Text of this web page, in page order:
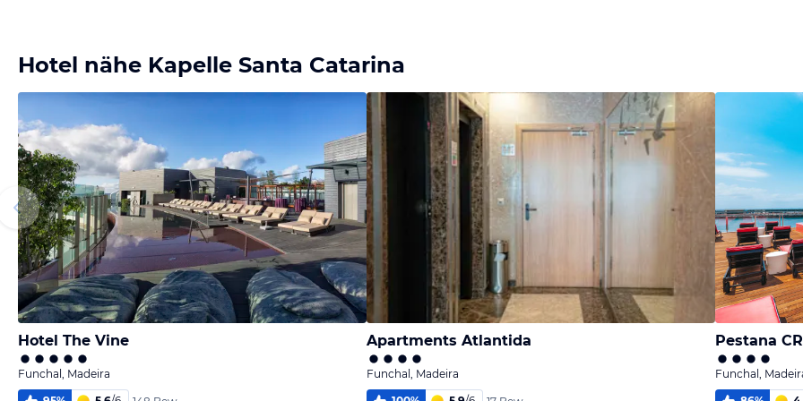
Hotel nähe Kapelle Santa Catarina
Hotel The Vine
Funchal, Madeira
Apartments Atlantida
Funchal, Madeira
Pestana
Funchal,